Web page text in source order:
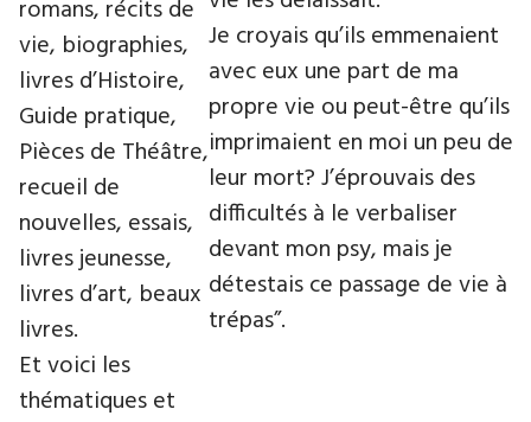
Je croyais qu’ils emmenaient
avec eux une part de ma
propre vie ou peut-être qu’ils
imprimaient en moi un peu de
leur mort? J’éprouvais des
difficultés à le verbaliser
devant mon psy, mais je
détestais ce passage de vie à
trépas”.
romans, récits de
vie, biographies,
livres d’Histoire,
Guide pratique,
Pièces de Théâtre,
recueil de
nouvelles, essais,
livres jeunesse,
livres d’art, beaux
livres.
Et voici les
thématiques et